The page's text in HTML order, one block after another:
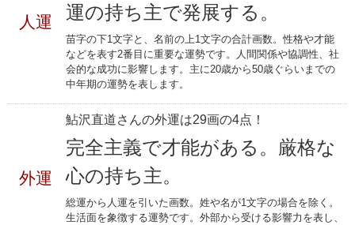
人運
運の持ち主で発展する。
苗字の下1文字と、名前の上1文字の合計画数。性格や才能
などを表す2番目に重要な運勢です。人間関係や協調性、社
会的な成功に影響します。主に20歳から50歳ぐらいまでの
中年期の運勢を表します。
外運
鮎沢直道さんの外運は29画の4点！
完全主義で才能がある。厳格な
心の持ち主。
総運から人運を引いた画数。姓や名が1文字の場合を除く。
生活面を象徴する運勢です。外部から受ける影響力を表し、